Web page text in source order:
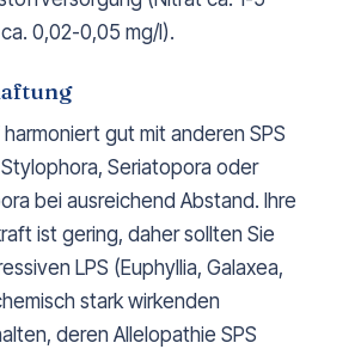
0,02-0,05 mg/l).
gut mit anderen SPS
Seriatopora oder
bei ausreichend Abstand. Ihre
ist gering, daher sollten Sie
LPS (Euphyllia, Galaxea,
stark wirkenden
deren Allelopathie SPS